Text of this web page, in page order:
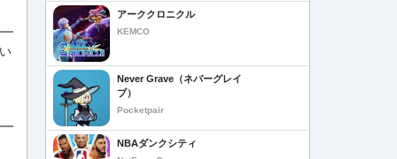
アーククロニクル
KEMCO
Never Grave（ネバーグレイ
ブ）
Pocketpair
NBAダンクシティ